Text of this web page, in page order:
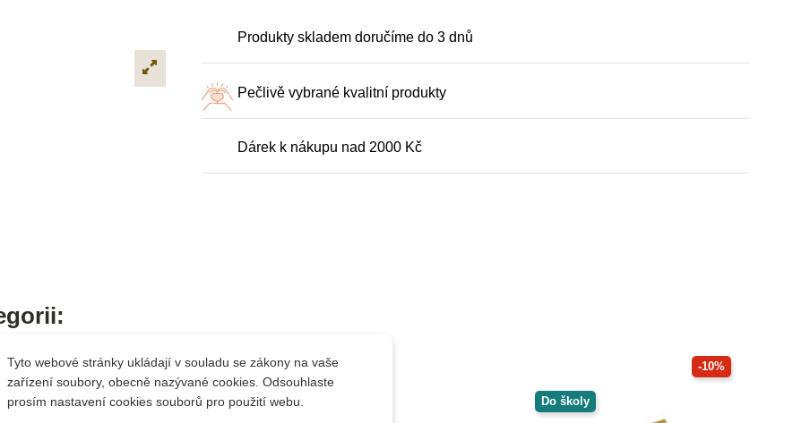
Produkty skladem doručíme do 3 dnů
Pečlivě vybrané kvalitní produkty
Dárek k nákupu nad 2000 Kč
-10%
Do školy
Tyto webové stránky ukládají v souladu se zákony na vaše
zařízení soubory, obecně nazývané cookies. Odsouhlaste
prosím nastavení cookies souborů pro použití webu.